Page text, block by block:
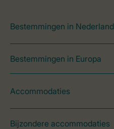
Bestemmingen in Nederland
Bestemmingen in Europa
Accommodaties
Bijzondere accommodaties